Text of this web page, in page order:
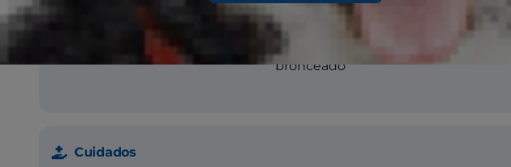
Azul con o sin bronceado, arena con o
bronceado
Cuidados